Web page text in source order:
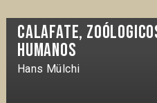
Calafate,
humanos
Hans Mülchi